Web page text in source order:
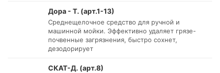
Дора - Т. (арт.1-13)
Среднещелочное средство для ручной и
машинной мойки. Эффективно удаляет грязе-
почвенные загрязнения, быстро сохнет,
дезодорирует
СКАТ-Д. (арт.8)